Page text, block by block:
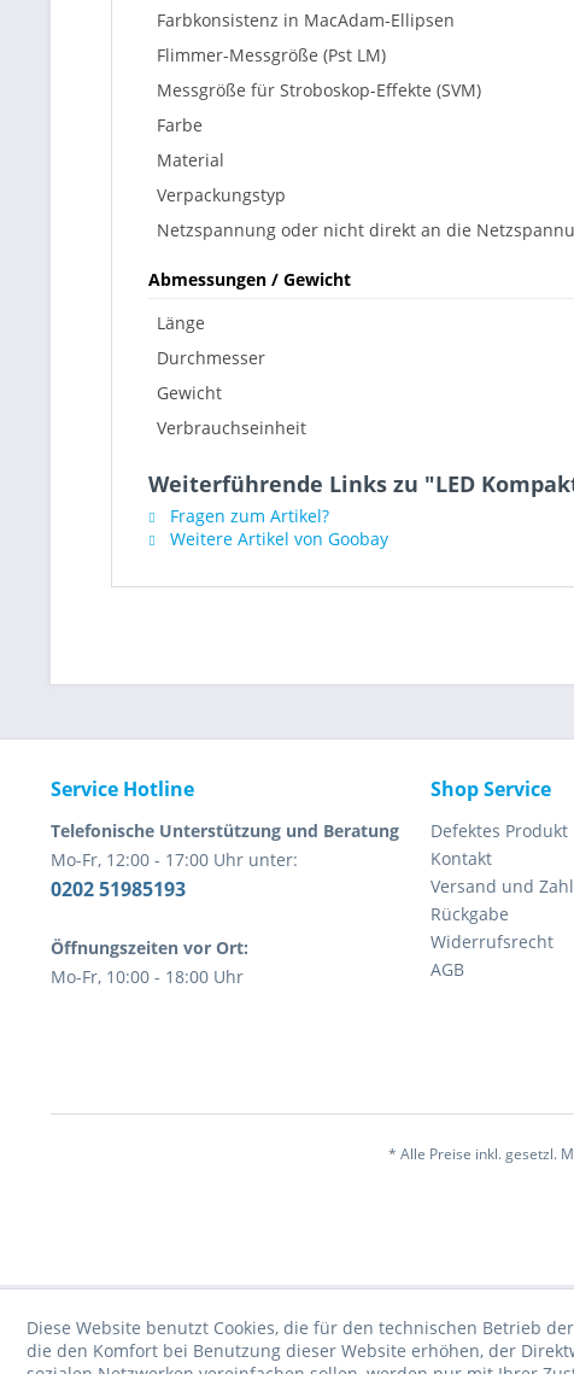
Farbkonsistenz in MacAdam-Ellipsen
Flimmer-Messgröße (Pst LM)
Messgröße für Stroboskop-Effekte (SVM)
Farbe
Material
Verpackungstyp
Netzspannung oder nicht direkt an die
Abmessungen / Gewicht
Länge
Durchmesser
Gewicht
Verbrauchseinheit
Weiterführende Links zu "LED
Fragen zum Artikel?
Weitere Artikel von Goobay
Service Hotline
Telefonische Unterstützung und Beratung
Mo-Fr, 12:00 - 17:00 Uhr unter:
0202 51985193
Öffnungszeiten vor Ort:
Mo-Fr, 10:00 - 18:00 Uhr
Shop Service
Defektes Produkt
Kontakt
Versand und
Rückgabe
Widerrufsrecht
AGB
* Alle Preise inkl. gesetzl.
Diese Website benutzt Cookies, die für den technischen Betrieb
die den Komfort bei Benutzung dieser Website erhöhen, der